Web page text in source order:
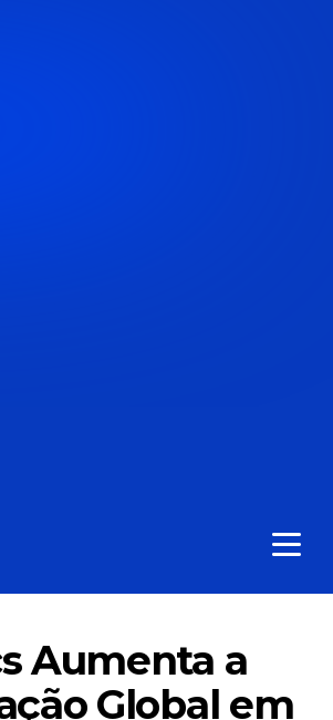
Aumenta a
Global em